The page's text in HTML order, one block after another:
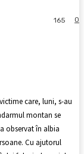
0
165
care, luni, s-au
montan se
observat în albia
Cu ajutorul